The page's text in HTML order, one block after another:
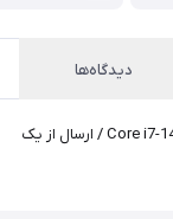
دیدگاه‌ها
Core i7-14700HX/16GB/512GB SSD/RTX4060-8GB/DOS/BL / ارسال از یک